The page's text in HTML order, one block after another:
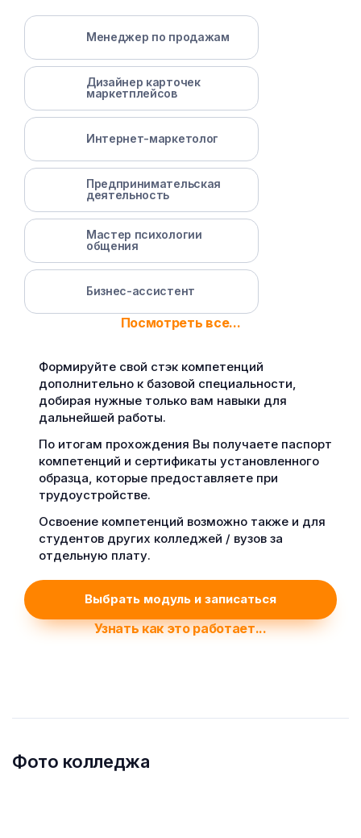
Менеджер по продажам
Дизайнер карточек
маркетплейсов
Интернет-маркетолог
Предпринимательская
деятельность
Мастер психологии
общения
Бизнес-ассистент
Посмотреть все...
Формируйте свой стэк компетенций
дополнительно к базовой специальности,
добирая нужные только вам навыки для
дальнейшей работы.
По итогам прохождения Вы получаете паспорт
компетенций и сертификаты установленного
образца, которые предоставляете при
трудоустройстве.
Освоение компетенций возможно также и для
студентов других колледжей / вузов за
отдельную плату.
Выбрать модуль и записаться
Узнать как это работает...
Фото колледжа